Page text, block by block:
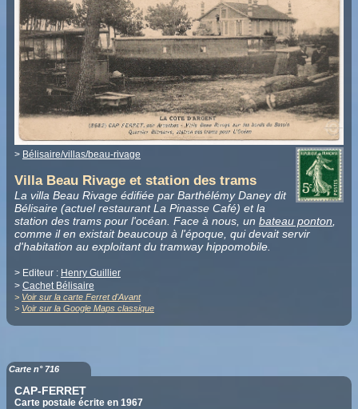
> Bélisaire/villas/beau-rivage
Villa Beau Rivage et station des trams
La villa Beau Rivage édifiée par Barthélémy Daney dit
Bélisaire (actuel restaurant La Pinasse Café) et la
station des trams pour l'océan. Face à nous, un bateau ponton,
comme il en existait beaucoup à l'époque, qui devait servir
d'habitation au exploitant du tramway hippomobile.
> Editeur : Henry Guillier
> Cachet Bélisaire
> Voir sur la carte Ferret d'Avant
> Voir sur la Google Maps classique
Carte n° 716
CAP-FERRET
Carte postale écrite en 1967